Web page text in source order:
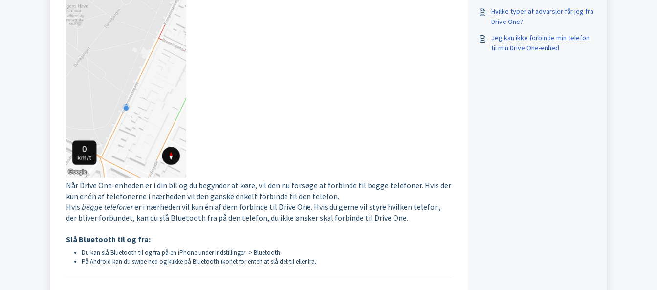
Når Drive One-enheden er i din bil og du begynder at køre, vil den nu forsøge at forbinde til begge telefoner. Hvis der
kun er én af telefonerne i nærheden vil den ganske enkelt forbinde til den telefon.
Hvis begge telefonerer i nærheden vil kun én af dem forbinde til Drive One. Hvis du gerne vil styre hvilken telefon,
der bliver forbundet, kan du slå Bluetooth fra på den telefon, du ikke ønsker skal forbinde til Drive One.
Slå Bluetooth til og fra:
Du kan slå Bluetooth til og fra på en iPhone under Indstillinger -> Bluetooth.
På Android kan du swipe ned og klikke på Bluetooth-ikonet for enten at slå det til eller fra.
Hvilke typer af advarsler får jeg fra
Drive One?
Jeg kan ikke forbinde min telefon
til min Drive One-enhed